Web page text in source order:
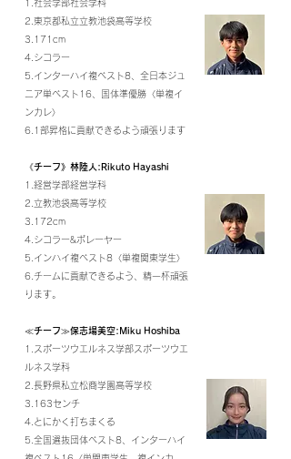
1.社会学部社会学科
2.東京都私立立教池袋高等学校
3.171cm
4.シコラー
5.インターハイ複ベスト8、全日本ジュ
ニア単ベスト16、国体準優勝〈単複イ
ンカレ〉
6.1部昇格に貢献できるよう頑張ります
《チーフ》林陸人:Rikuto Hayashi
1.経営学部経営学科
2.立教池袋高等学校
3.172cm
4.シコラー&ボレーヤー
5.インハイ複ベスト8〈単複関東学生〉
6.チームに貢献できるよう、精一杯頑張
ります。
≪チーフ≫保志場美空:Miku Hoshiba
1.スポーツウエルネス学部スポーツウエ
ルネス学科
2.長野県私立松商学園高等学校
3.163センチ
4.とにかく打ちまくる
5.全国選抜団体ベスト8、インターハイ